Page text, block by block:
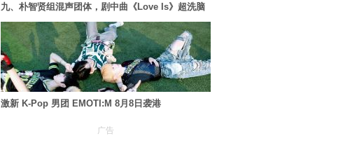
九、朴智贤组混声团体，剧中曲《Love Is》超洗脑
激新 K-Pop 男团 EMOTI:M 8月8日袭港
广告